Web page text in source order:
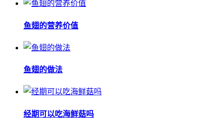
鱼翅的营养价值
鱼翅的做法
经期可以吃海鲜菇吗